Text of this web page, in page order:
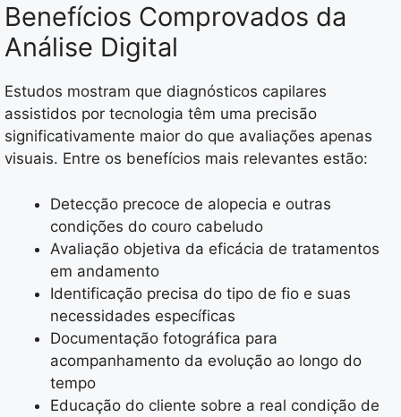
Benefícios Comprovados da
Análise Digital
Estudos mostram que diagnósticos capilares
assistidos por tecnologia têm uma precisão
significativamente maior do que avaliações apenas
visuais. Entre os benefícios mais relevantes estão:
Detecção precoce de alopecia e outras
condições do couro cabeludo
Avaliação objetiva da eficácia de tratamentos
em andamento
Identificação precisa do tipo de fio e suas
necessidades específicas
Documentação fotográfica para
acompanhamento da evolução ao longo do
tempo
Educação do cliente sobre a real condição de